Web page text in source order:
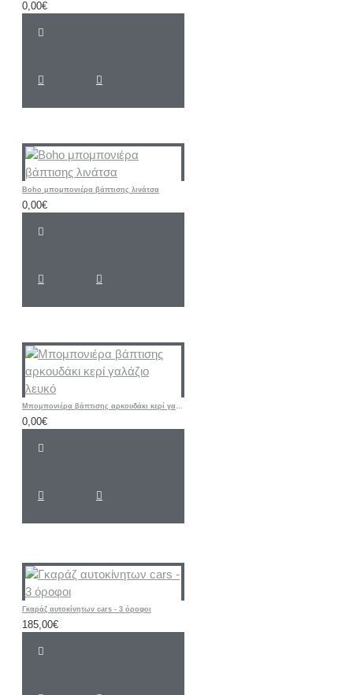
0,00€
Boho μπομπονιέρα βάπτισης λινάτσα
0,00€
Mπομπονιέρα βάπτισης αρκουδάκι κερί γαλάζιο λευκό
0,00€
Γκαράζ αυτοκίνητων cars - 3 όροφοι
185,00€